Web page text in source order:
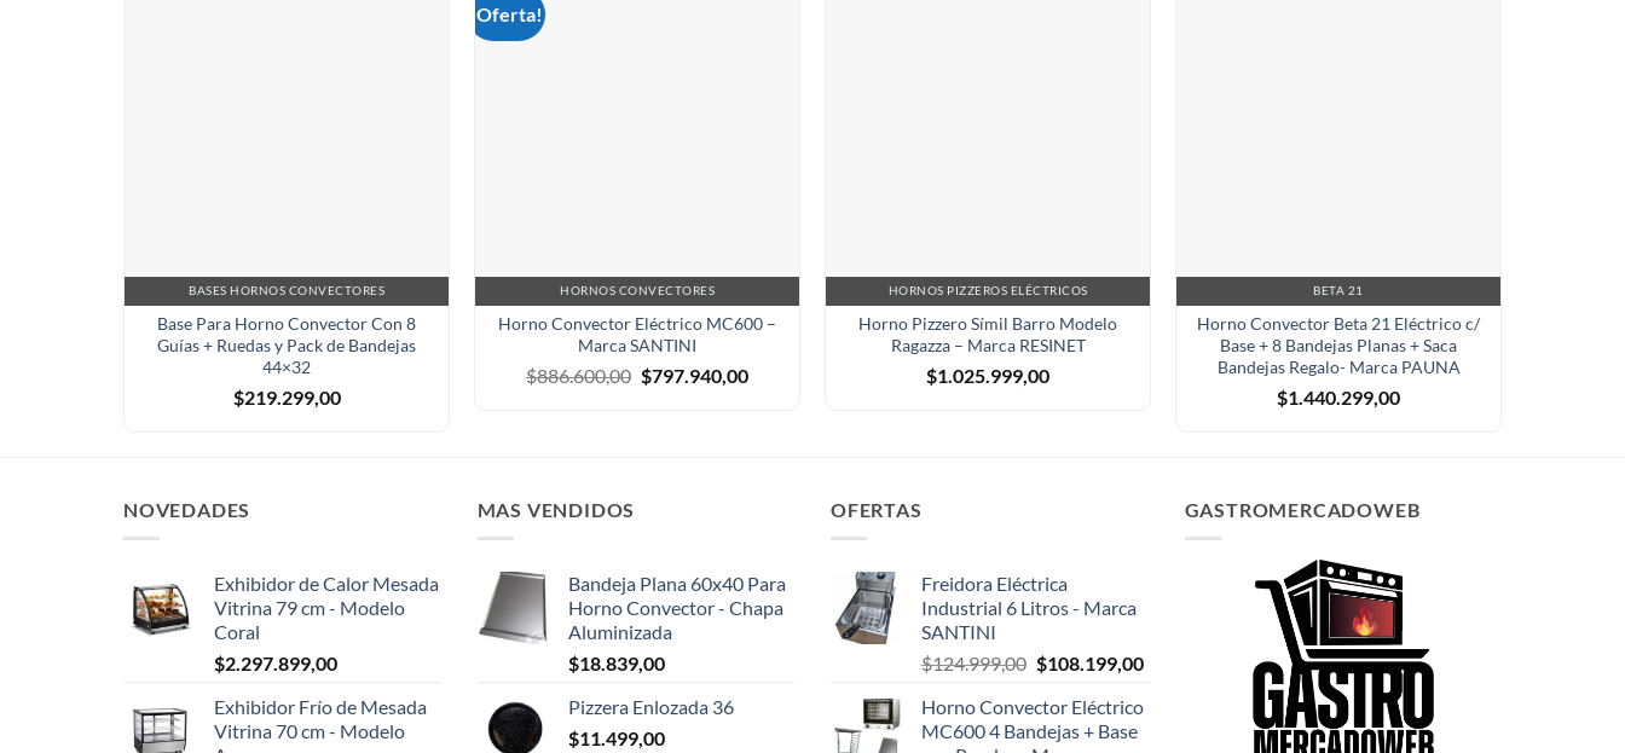
BASES HORNOS CONVECTORES
Base Para Horno Convector Con 8
Guías + Ruedas y Pack de Bandejas
44×32
$219.299,00
¡Oferta!
HORNOS CONVECTORES
Horno Convector Eléctrico MC600 –
Marca SANTINI
$886.600,00 El
precio
$797.940,00El
HORNOS PIZZEROS ELÉCTRICOS
Horno Pizzero Símil Barro Modelo
Ragazza – Marca RESINET
$1.025.999,00
BETA 21
Horno Convector Beta 21 Eléctrico c/
Base + 8 Bandejas Planas + Saca
Bandejas Regalo- Marca PAUNA
$1.440.299,00
NOVEDADES
Exhibidor de Calor Mesada
Vitrina 79 cm - Modelo
Coral
$2.297.899,00
Exhibidor Frío de Mesada
Vitrina 70 cm - Modelo
MAS VENDIDOS
Bandeja Plana 60x40 Para
Horno Convector - Chapa
Aluminizada
$18.839,00
Pizzera Enlozada 36
$11.499,00
OFERTAS
Freidora Eléctrica
Industrial 6 Litros - Marca
SANTINI
$124.999,00 El
original
era:
$108.199,00El
actual
Horno Convector Eléctrico
MC600 4 Bandejas + Base
GASTROMERCADOWEB